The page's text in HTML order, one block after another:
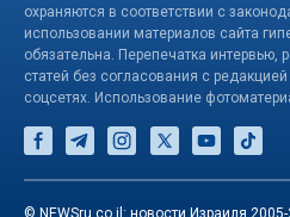
охраняются в соответствии с
использовании материалов сайта
обязательна. Перепечатка интервью,
статей без согласования с
соцсетях. Использование
© NEWSru.co.il: новости Израиля